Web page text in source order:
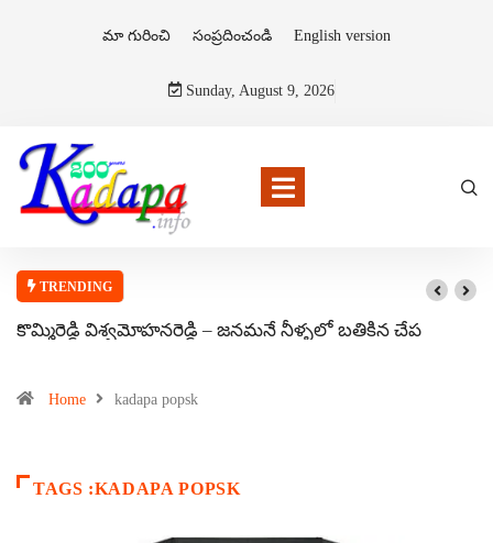
మా గురించి సంప్రదించండి English version
Sunday, August 9, 2026
TRENDING
కొమ్మిరెడ్డి విశ్వమోహనరెడ్డి – జనమనే నీళ్ళలో బతికిన చేప
Home kadapa popsk
TAGS :KADAPA POPSK